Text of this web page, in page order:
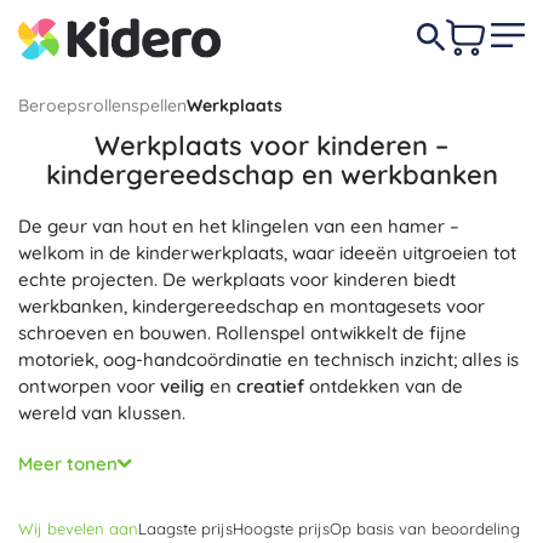
BeroepsrollenspellenWerkplaats
Werkplaats voor kinderen –
kindergereedschap en werkbanken
De geur van hout en het klingelen van een hamer –
welkom in de kinderwerkplaats, waar ideeën uitgroeien tot
echte projecten. De werkplaats voor kinderen biedt
werkbanken, kindergereedschap en montagesets voor
schroeven en bouwen. Rollenspel ontwikkelt de fijne
motoriek, oog-handcoördinatie en technisch inzicht; alles is
ontworpen voor veilig en creatief ontdekken van de
wereld van klussen.
Je vindt hier een werkbank voor kinderen, een houten
werkbank en een lichte kunststof werkbank met
klussers: hamer, schroevendraaier, boormachine, sleutels,
Meer tonen
Wij bevelen aanLaagste prijsHoogste prijsOp basis van beoordeling